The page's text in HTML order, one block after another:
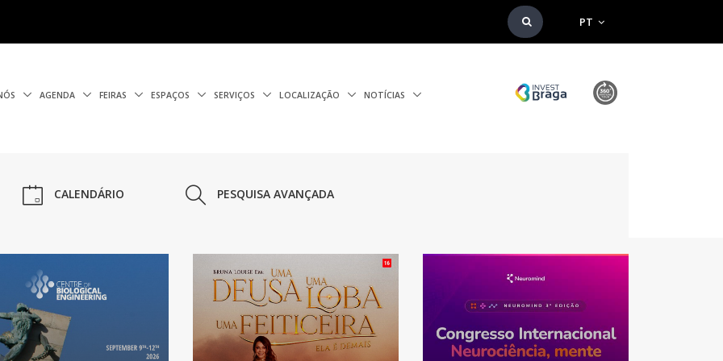
PT
AGENDA FEIRAS ESPAÇOS SERVIÇOS LOCALIZAÇÃO NOTÍCIAS
CALENDÁRIO PESQUISA AVANÇADA